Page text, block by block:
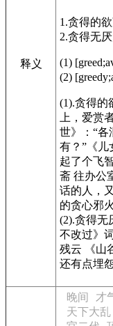
释义
1.贪得的欲
2.贪得无厌
(1)
(2)
(1).贪得的
上，爱赏
世》
：“
有？” 《
起了个飞
斋 往办公
话的人，
的贪心邪
(2).贪得无
不改过》
残云
《山
还有点埋
晚间 才
天下大乱